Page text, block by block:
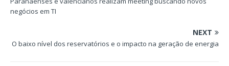
negócios em TI
NEXT
O baixo nível dos reservatórios e o impacto na geração de energia